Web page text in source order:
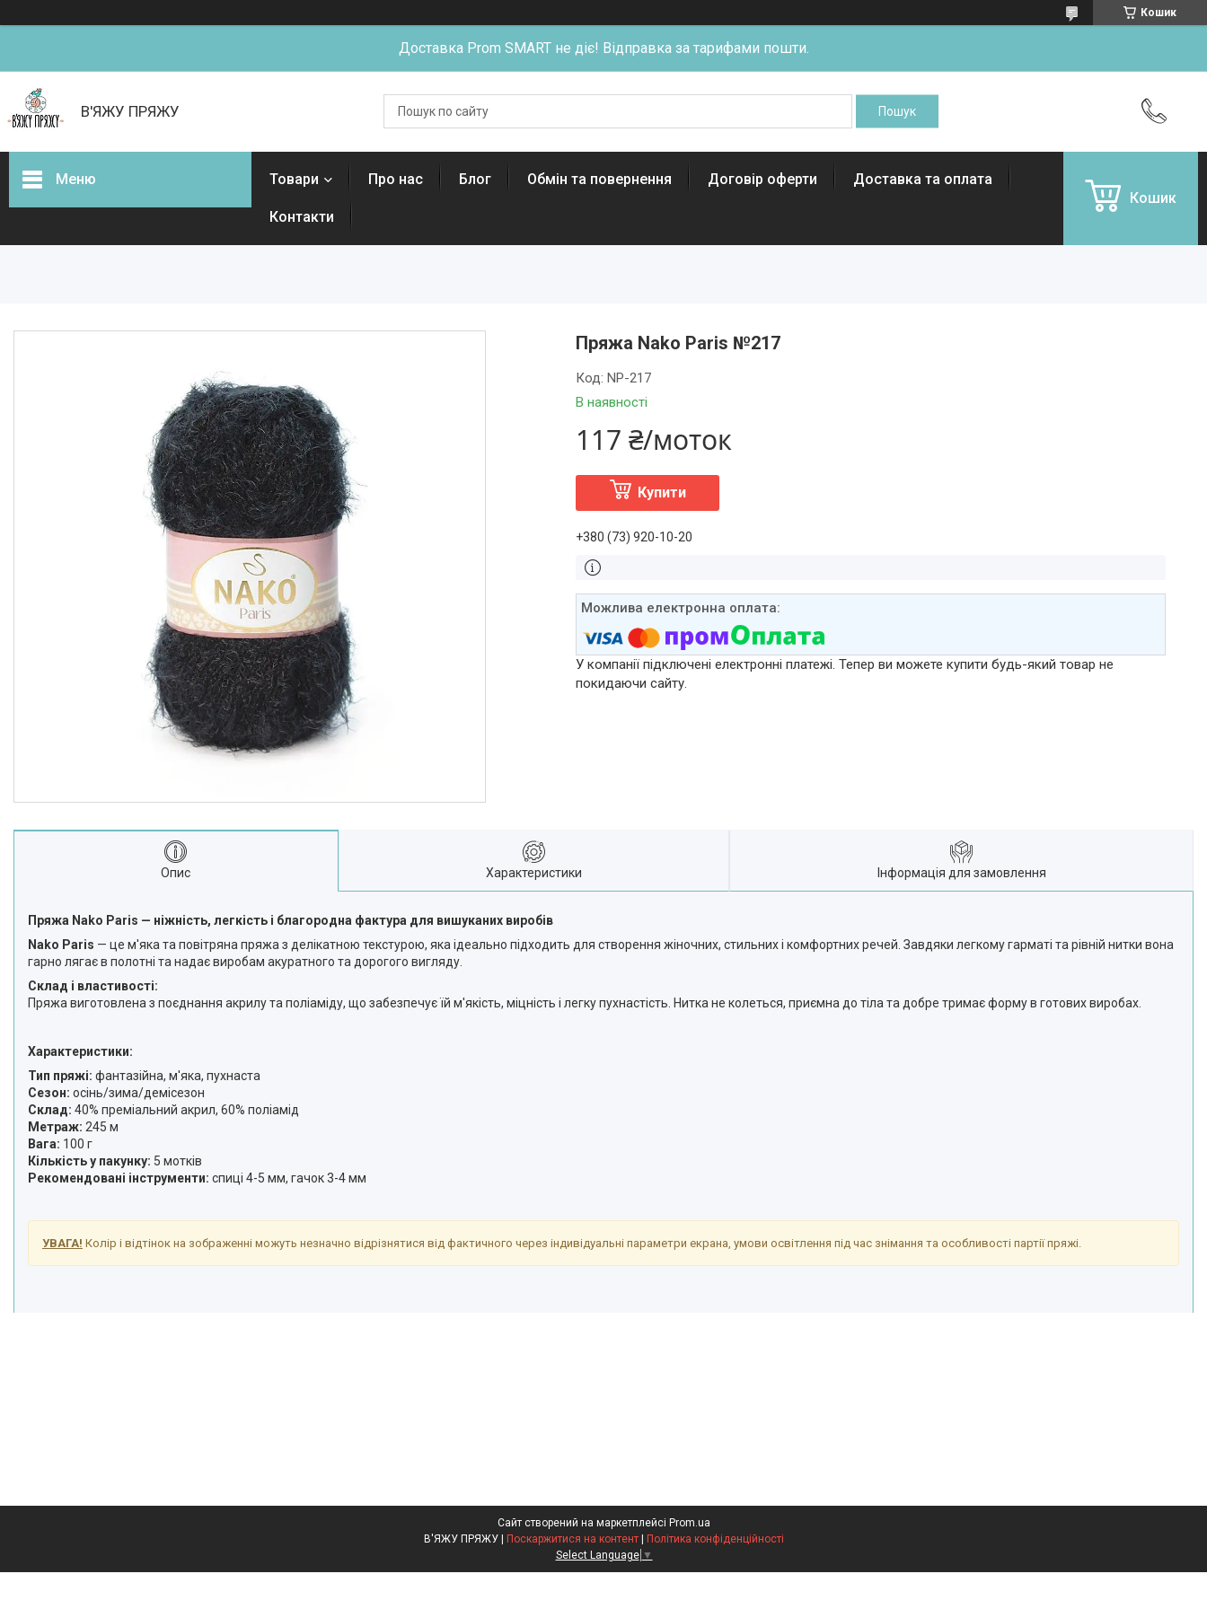
Кошик
Доставка Prom SMART не діє! Відправка за тарифами пошти.
В'ЯЖУ ПРЯЖУ
Меню Товари Про нас Блог Обмін та повернення Договір оферти Доставка та оплата
Контакти
Кошик
Пряжа Nako Paris №217
В наявності
Код:NP-217
117 ₴/моток
Купити
+380 (73) 920-10-20
У компанії підключені електронні платежі. Тепер ви можете купити будь-який товар не
покидаючи сайту.
Опис Характеристики Інформація для замовлення
Пряжа Nako Paris — ніжність, легкість і благородна фактура для вишуканих виробів
Nako Paris — це м'яка та повітряна пряжа з делікатною текстурою, яка ідеально підходить для створення жіночних, стильних і комфортних речей. Завдяки легкому гарматі та рівній нитки вона
гарно лягає в полотні та надає виробам акуратного та дорогого вигляду.
Склад і властивості:
Пряжа виготовлена з поєднання акрилу та поліаміду, що забезпечує їй м'якість, міцність і легку пухнастість. Нитка не колеться, приємна до тіла та добре тримає форму в готових виробах.
Характеристики:
Тип пряжі: фантазійна, м'яка, пухнаста
Сезон: осінь/зима/демісезон
Склад: 40% преміальний акрил, 60% поліамід
Метраж: 245 м
Вага: 100 г
Кількість у пакунку: 5 мотків
Рекомендовані інструменти: спиці 4-5 мм, гачок 3-4 мм
УВАГА! Колір і відтінок на зображенні можуть незначно відрізнятися від фактичного через індивідуальні параметри екрана, умови освітлення під час знімання та особливості партії пряжі.
Сайт створений на маркетплейсі Prom.ua
В'ЯЖУ ПРЯЖУ | Поскаржитися на контент | Політика конфіденційності
Select Language ▼